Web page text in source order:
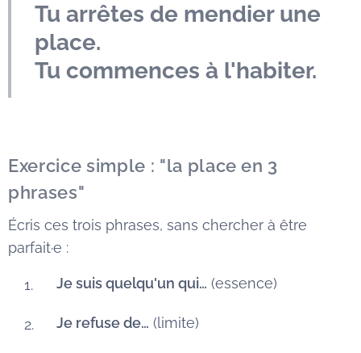
Tu arrêtes de mendier une
place.
Tu commences à l'habiter.
Exercice simple : "la place en 3
phrases"
Écris ces trois phrases, sans chercher à être
parfait·e :
Je suis quelqu'un qui… (essence)
Je refuse de… (limite)